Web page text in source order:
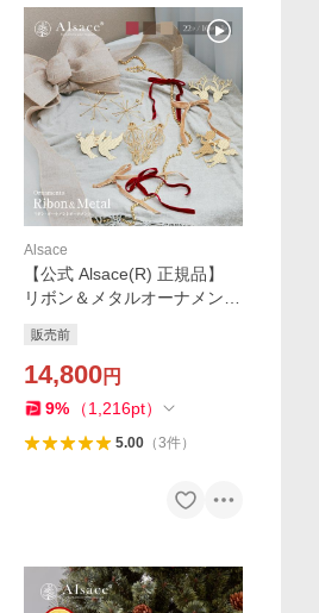
Alsace
【公式 Alsace(R) 正規品】
リボン＆メタルオーナメント
ーナメント アルザスツリー
おしゃれ 北欧 スリム 柊 Alsa
販売前
14,800円
9% （1,216pt）
5.00（3件）